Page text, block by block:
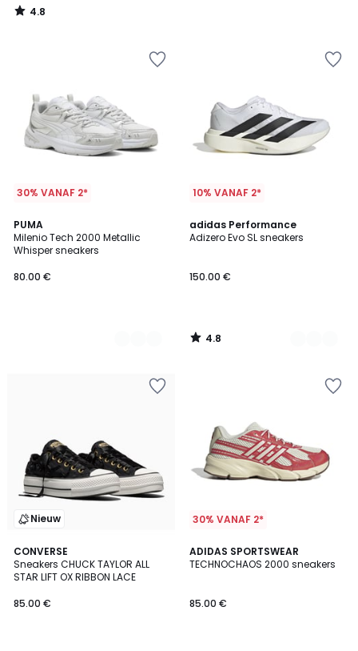
4.8
/
30% VANAF 2*
PUMA
Milenio Tech 2000 Metallic
Whisper sneakers
80.00 €
2
Kleuren
10% VANAF 2*
adidas Performance
Adizero Evo SL sneakers
150.00 €
4.8
/ 5
2
Kleuren
4.8
/
Nieuw
CONVERSE
Sneakers CHUCK TAYLOR ALL
STAR LIFT OX RIBBON LACE
85.00 €
30% VANAF 2*
ADIDAS SPORTSWEAR
TECHNOCHAOS 2000 sneakers
85.00 €
4.7
/ 5